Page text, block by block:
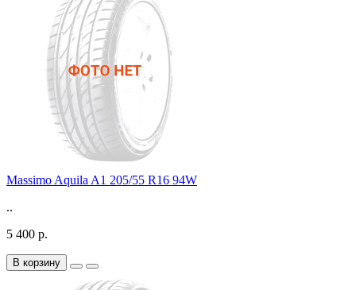
Massimo Aquila A1 205/55 R16 94W
..
5 400 р.
В корзину